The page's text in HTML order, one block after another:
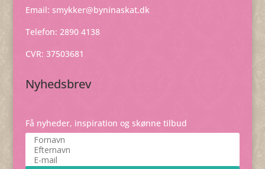
Email: smykker@byninaskat.dk
Telefon: 2890 4138
CVR: 37503681
Nyhedsbrev
Få nyheder, inspiration og skønne tilbud